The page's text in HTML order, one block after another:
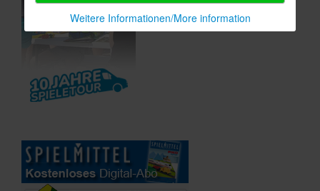
Weitere Informationen/More information